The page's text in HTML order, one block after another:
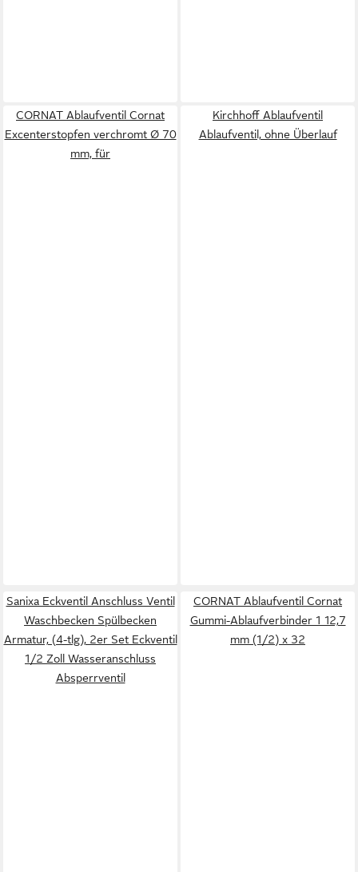
CORNAT Ablaufventil Cornat
Excenterstopfen verchromt Ø 70
mm, für
Kirchhoff Ablaufventil
Ablaufventil, ohne Überlauf
Sanixa Eckventil Anschluss Ventil
Waschbecken Spülbecken
Armatur, (4-tlg), 2er Set Eckventil
1/2 Zoll Wasseranschluss
Absperrventil
CORNAT Ablaufventil Cornat
Gummi-Ablaufverbinder 1 12,7
mm (1/2) x 32